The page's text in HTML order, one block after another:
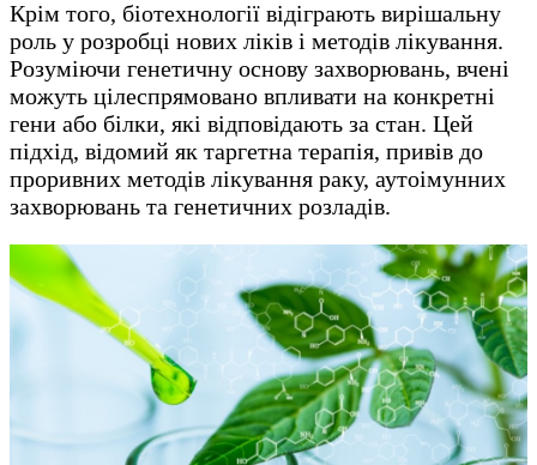
Крім того, біотехнології відіграють вирішальну
роль у розробці нових ліків і методів лікування.
Розуміючи генетичну основу захворювань, вчені
можуть цілеспрямовано впливати на конкретні
гени або білки, які відповідають за стан. Цей
підхід, відомий як таргетна терапія, привів до
проривних методів лікування раку, аутоімунних
захворювань та генетичних розладів.